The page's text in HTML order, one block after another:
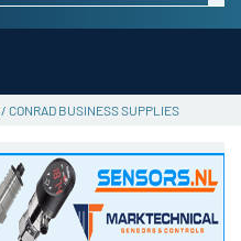
/ CONRAD BUSINESS SUPPLIES